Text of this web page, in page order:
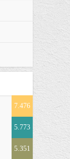
7.476
5.773
5.351